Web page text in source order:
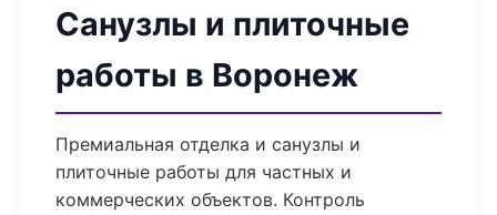
Санузлы и плиточные
работы в Воронеж
Премиальная отделка и санузлы и
плиточные работы для частных и
коммерческих объектов. Контроль